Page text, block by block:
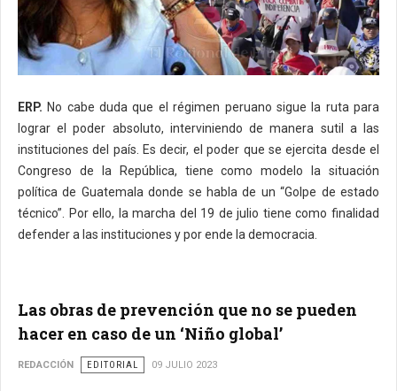
ERP. No cabe duda que el régimen peruano sigue la ruta para
lograr el poder absoluto, interviniendo de manera sutil a las
instituciones del país. Es decir, el poder que se ejercita desde el
Congreso de la República, tiene como modelo la situación
política de Guatemala donde se habla de un “Golpe de estado
técnico”. Por ello, la marcha del 19 de julio tiene como finalidad
defender a las instituciones y por ende la democracia.
Las obras de prevención que no se pueden
hacer en caso de un ‘Niño global’
REDACCIÓN EDITORIAL 09 JULIO 2023